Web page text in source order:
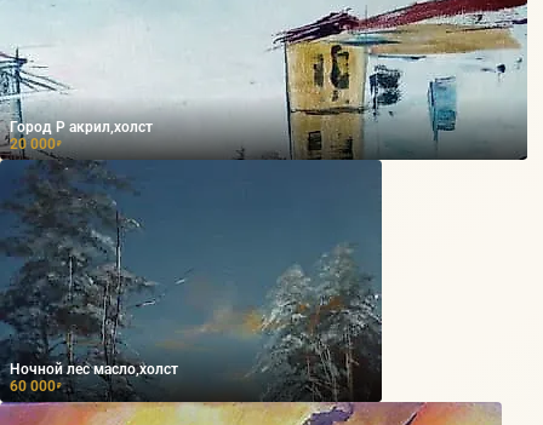
Город Р акрил,холст
20 000₽
Ночной лес масло,холст
60 000₽